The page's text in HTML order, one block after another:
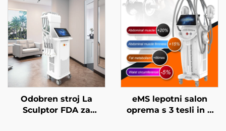
dvigovanje obraza,
napenjanje kože in
modeliranje telesa
Odobren stroj La
Sculptor FDA za
eMS lepotni salon
oprema s 3 tesli in 4